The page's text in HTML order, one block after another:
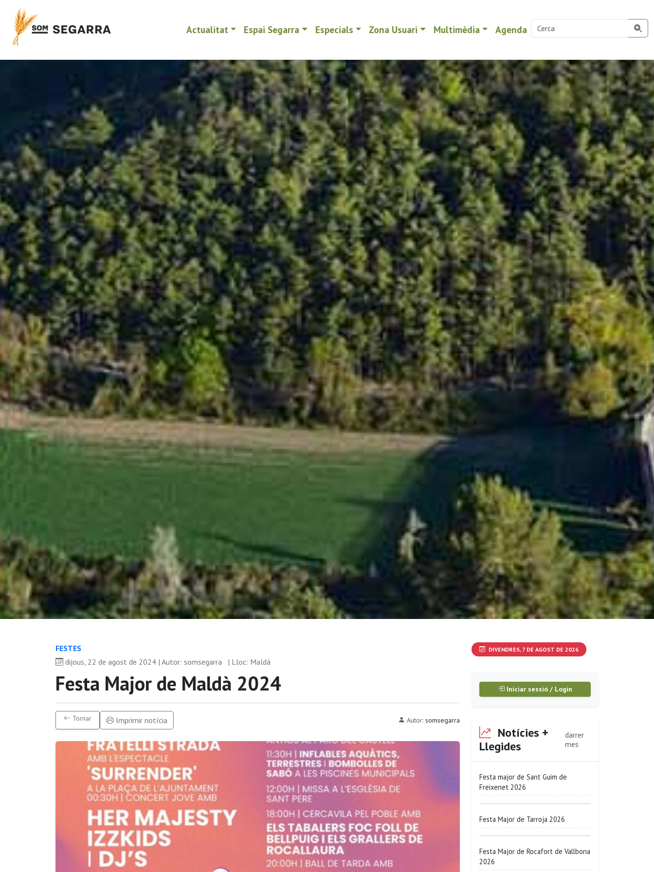
Actualitat Espai Segarra Especials Zona Usuari Multimèdia Agenda
FESTES
dijous, 22 de agost de 2024 | Autor: somsegarra
| Lloc: Maldà
Festa Major de Maldà 2024
Tornar Imprimir notícia Autor: somsegarra
DIVENDRES, 7 DE AGOST DE 2026
Iniciar sessió / Login
Notícies +
Llegides
darrer
mes
Festa major de Sant Guim de
Freixenet 2026
Festa Major de Tarroja 2026
Festa Major de Rocafort de Vallbona
2026